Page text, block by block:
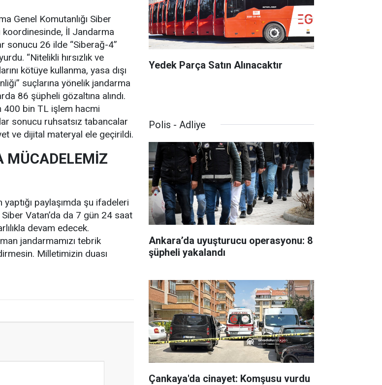
Genel Komutanlığı Siber
koordinesinde, İl Jandarma
sonucu 26 ilde “Siberağ-4”
“Nitelikli hırsızlık ve
kötüye kullanma, yasa dışı
suçlarına yönelik jandarma
86 şüpheli gözaltına alındı.
400 bin TL işlem hacmi
sonucu ruhsatsız tabancalar
ve dijital materyal ele geçirildi.
MÜCADELEMİZ
paylaşımda şu ifadeleri
Vatan’da da 7 gün 24 saat
devam edecek.
jandarmamızı tebrik
Milletimizin duası
Yedek Parça Satın Alınacaktır
Polis - Adliye
Ankara’da uyuşturucu operasyonu: 8
şüpheli yakalandı
Çankaya'da cinayet: Komşusu vurdu